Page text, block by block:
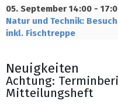
05. September 14:00 -
Natur und Technik:
inkl. Fischtreppe
Neuigkeiten
Achtung:
Mitteilungsheft